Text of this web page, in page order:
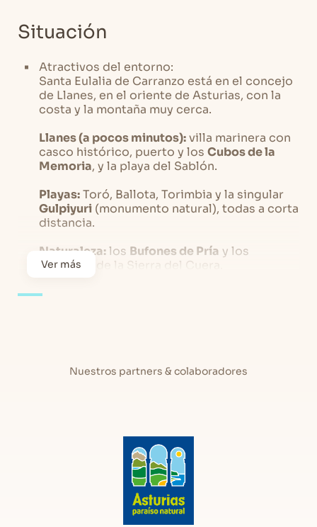
Situación
Atractivos del entorno:
Santa Eulalia de Carranzo está en el concejo
de Llanes, en el oriente de Asturias, con la
costa y la montaña muy cerca.
Llanes (a pocos minutos):villa marinera con
casco histórico, puerto y los Cubos de la
Memoria, y la playa del Sablón.
Playas:Toró, Ballota, Torimbia y la singular
Gulpiyuri (monumento natural), todas a corta
distancia.
Naturaleza:los Bufones de Pría y los
senderos de la Sierra del Cuera.
Picos de Europa:
Número total de baños (no aseos): 1
Televisión: TV TDT
Ver más
Nuestros partners & colaboradores